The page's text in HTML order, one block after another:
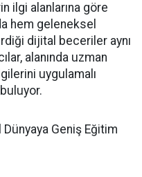
ilgi alanlarına göre
hem geleneksel
dijital beceriler aynı
alanında uzman
uygulamalı
Geniş Eğitim